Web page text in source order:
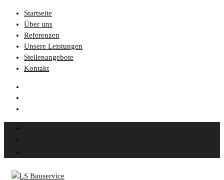
Startseite
Über uns
Referenzen
Unsere Leistungen
Stellenangebote
Kontakt